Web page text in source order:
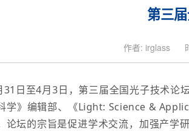
第三
作者: irglass
日至4月3日，第三届全国光子技术论
学》编辑部、《Light: Science &
论坛的宗旨是促进学术交流，加强产学